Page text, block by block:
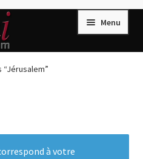
Menu
à votre